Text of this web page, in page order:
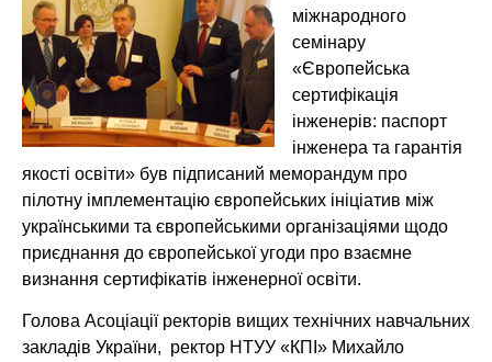
міжнародного
семінару
«Європейська
сертифікація
інженерів: паспорт
інженера та гарантія
якості освіти» був підписаний меморандум про
пілотну імплементацію європейських ініціатив між
українськими та європейськими організаціями щодо
приєднання до європейської угоди про взаємне
визнання сертифікатів інженерної освіти.
Голова Асоціації ректорів вищих технічних навчальних
закладів України, ректор НТУУ «КПІ» Михайло